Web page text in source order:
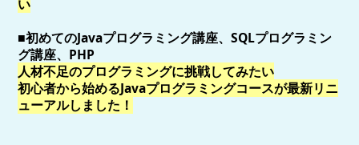
い
■初めてのJavaプログラミング講座、SQLプログラミン
グ講座、PHP
人材不足のプログラミングに挑戦してみたい
初心者から始めるJavaプログラミングコースが最新リニ
ューアルしました！